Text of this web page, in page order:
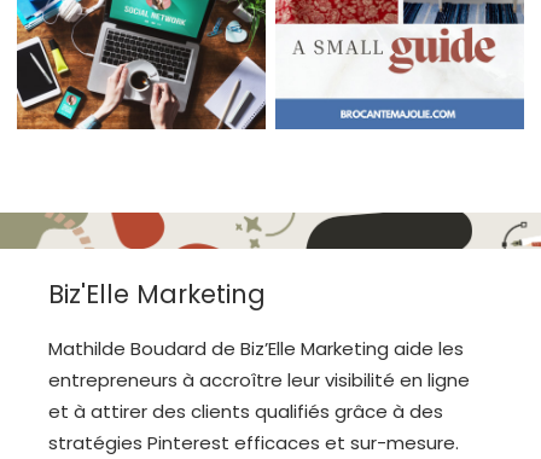
Biz'Elle Marketing
Mathilde Boudard de Biz’Elle Marketing aide les
entrepreneurs à accroître leur visibilité en ligne
et à attirer des clients qualifiés grâce à des
stratégies Pinterest efficaces et sur-mesure.